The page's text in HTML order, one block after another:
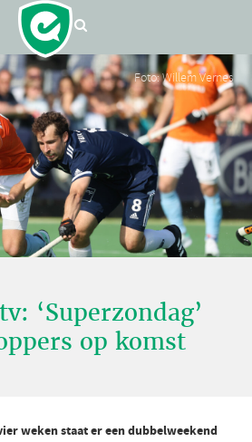
Foto: Willem Vernes
‘Superzondag’
op komst
weken staat er een dubbelweekend